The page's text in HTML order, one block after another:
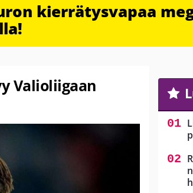
kierrätysvapaa
Valioliigaan